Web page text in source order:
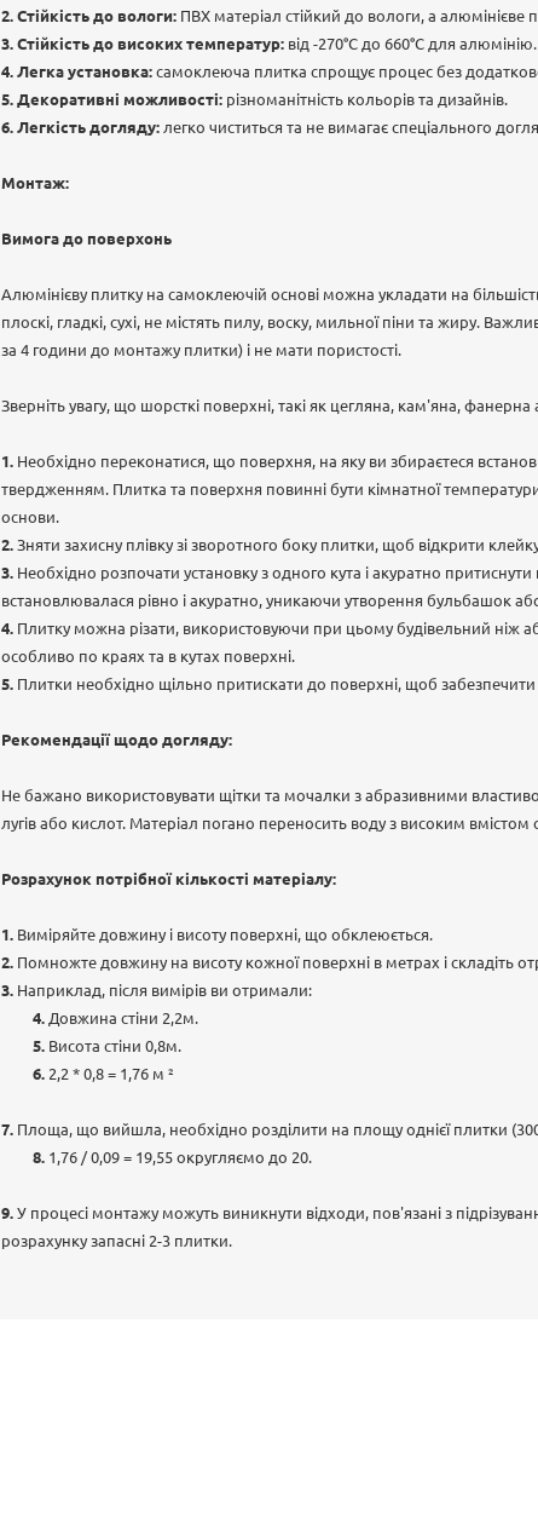
Стійкість до вологи: ПВХ матеріал стійкий до вологи, а алюмінієве
Стійкість до високих температур: від -270°C до 660°C для алюмінію.
Легка установка: самоклеюча плитка спрощує процес без
Декоративні можливості: різноманітність кольорів та дизайнів.
Легкість догляду: легко чиститься та не вимагає спеціального
Монтаж:
Вимога до поверхонь
Алюмінієву плитку на самоклеючій основі можна укладати на
плоскі, гладкі, сухі, не містять пилу, воску, мильної піни та жиру.
за 4 години до монтажу плитки) і не мати пористості.
Зверніть увагу, що шорсткі поверхні, такі як цегляна, кам'яна,
Необхідно переконатися, що поверхня, на яку ви збираєтеся
твердженням. Плитка та поверхня повинні бути кімнатної
основи.
Зняти захисну плівку зі зворотного боку плитки, щоб відкрити
Необхідно розпочати установку з одного кута і акуратно
встановлювалася рівно і акуратно, уникаючи утворення бульбашок
Плитку можна різати, використовуючи при цьому будівельний ніж
особливо по краях та в кутах поверхні.
Плитки необхідно щільно притискати до поверхні, щоб
Рекомендації щодо догляду:
Не бажано використовувати щітки та мочалки з абразивними
лугів або кислот. Матеріал погано переносить воду з високим вмістом
Розрахунок потрібної кількості матеріалу:
Виміряйте довжину і висоту поверхні, що обклеюється.
Помножте довжину на висоту кожної поверхні в метрах і складіть
Наприклад, після вимірів ви отримали:
Довжина стіни 2,2м.
Висота стіни 0,8м.
2,2 * 0,8 = 1,76 м ²
Площа, що вийшла, необхідно розділити на площу однієї плитки
1,76 / 0,09 = 19,55 округляємо до 20.
У процесі монтажу можуть виникнути відходи, пов'язані з
розрахунку запасні 2-3 плитки.